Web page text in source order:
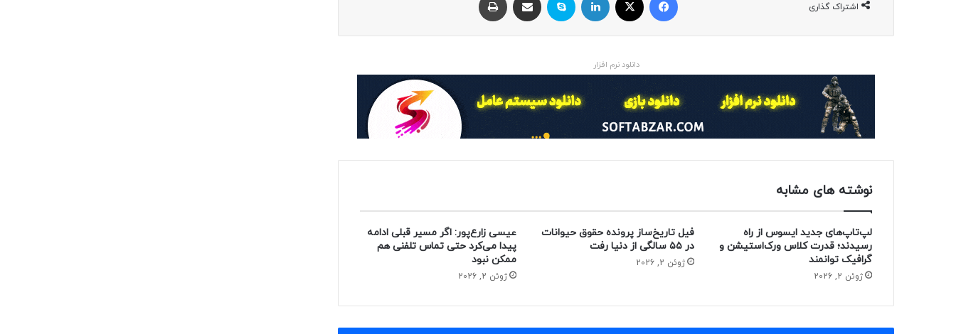
اشتراک گذاری
دانلود نرم افزار
نوشته های مشابه
لپ‌تاپ‌های جدید ایسوس از راه
رسیدند؛ قدرت کلاس ورک‌استیشن و
گرافیک توانمند
ژوئن 2, 2026
فیل تاریخ‌ساز پرونده حقوق حیوانات
در ۵۵ سالگی از دنیا رفت
ژوئن 2, 2026
عیسی زارع‌پور: اگر مسیر قبلی ادامه
پیدا می‌کرد حتی تماس تلفنی هم
ممکن نبود
ژوئن 2, 2026